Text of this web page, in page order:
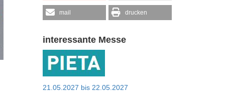
mail drucken
interessante Messe
21.05.2027 bis 22.05.2027